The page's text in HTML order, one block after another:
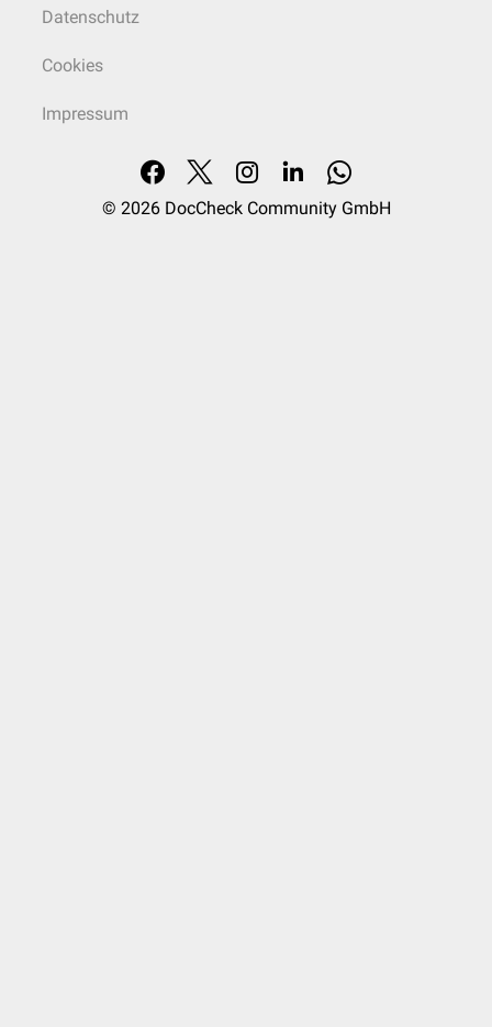
Datenschutz
Cookies
Impressum
© 2026 DocCheck Community GmbH